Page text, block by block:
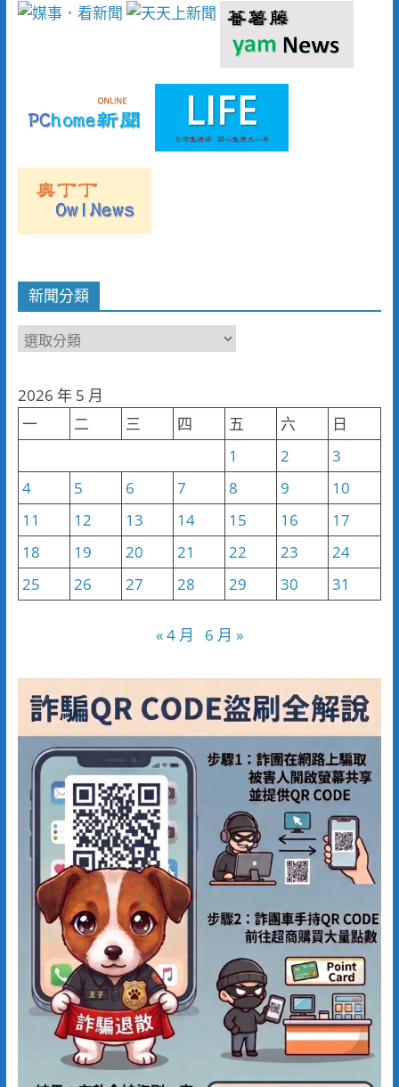
新聞分類
新
類
2026 年 5 月
一
二 三 四 五 六
日
1
2
3
4
5 6 7 8 9
10
11
12 13 14 15 16
17
18
19 20 21 22 23
24
25
26 27 28 29 30 31
« 4 月 6 月 »